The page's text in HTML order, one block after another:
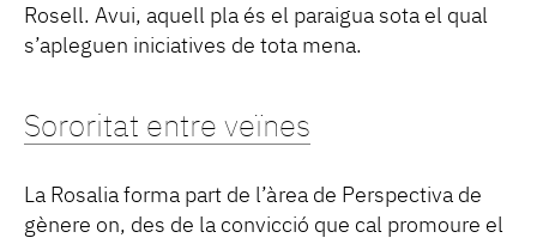
Rosell. Avui, aquell pla és el paraigua sota el qual
s’apleguen iniciatives de tota mena.
Sororitat entre veïnes
La Rosalia forma part de l’àrea de Perspectiva de
gènere on, des de la convicció que cal promoure el